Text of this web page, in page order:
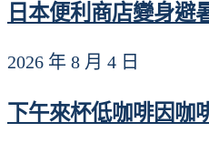
日本便利商店變身避
2026 年 8 月 4 日
下午來杯低咖啡因咖